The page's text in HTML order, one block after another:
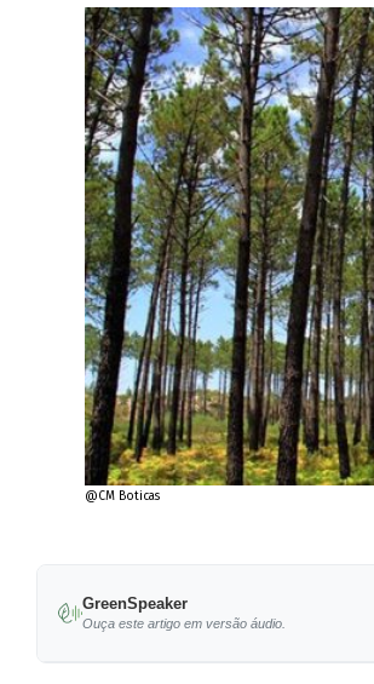
@CM Boticas
GreenSpeaker
Ouça este artigo em versão áudio.